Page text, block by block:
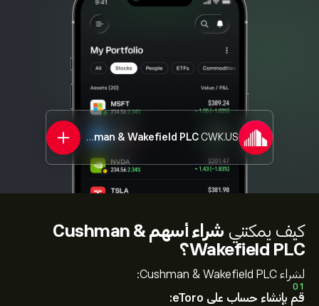
Cushman & Wakefield PLC CWK.US
كيف يمكنني
شراء أسهم Cushman &
Wakefield PLC؟
لشراء Cushman & Wakefield PLC:
01
قم بإنشاء حساب على eToro: